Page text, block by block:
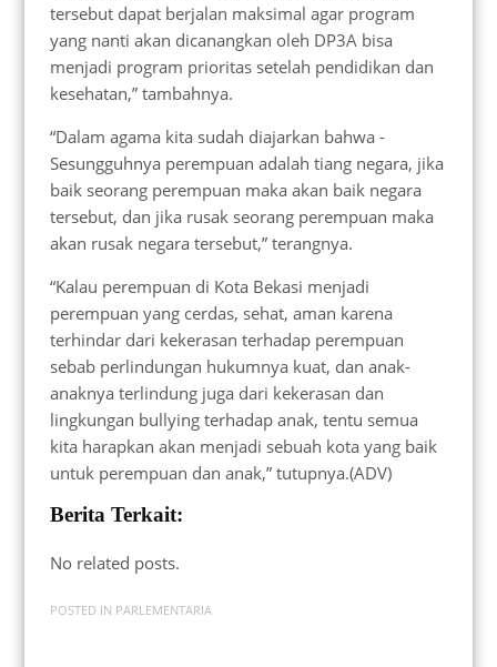
tersebut dapat berjalan maksimal agar program
yang nanti akan dicanangkan oleh DP3A bisa
menjadi program prioritas setelah pendidikan dan
kesehatan,” tambahnya.
“Dalam agama kita sudah diajarkan bahwa -
Sesungguhnya perempuan adalah tiang negara, jika
baik seorang perempuan maka akan baik negara
tersebut, dan jika rusak seorang perempuan maka
akan rusak negara tersebut,” terangnya.
“Kalau perempuan di Kota Bekasi menjadi
perempuan yang cerdas, sehat, aman karena
terhindar dari kekerasan terhadap perempuan
sebab perlindungan hukumnya kuat, dan anak-
anaknya terlindung juga dari kekerasan dan
lingkungan bullying terhadap anak, tentu semua
kita harapkan akan menjadi sebuah kota yang baik
untuk perempuan dan anak,” tutupnya.(ADV)
Berita Terkait:
No related posts.
POSTED IN PARLEMENTARIA